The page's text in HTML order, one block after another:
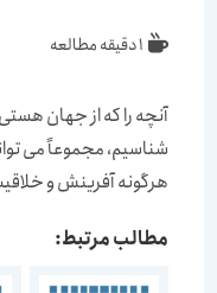
زمان1 دقیقه مطالعه
آنچه را که از جهان هستی
شناسیم، مجموعاً می
هرگونه آفرینش و
مطالب مرتبط: